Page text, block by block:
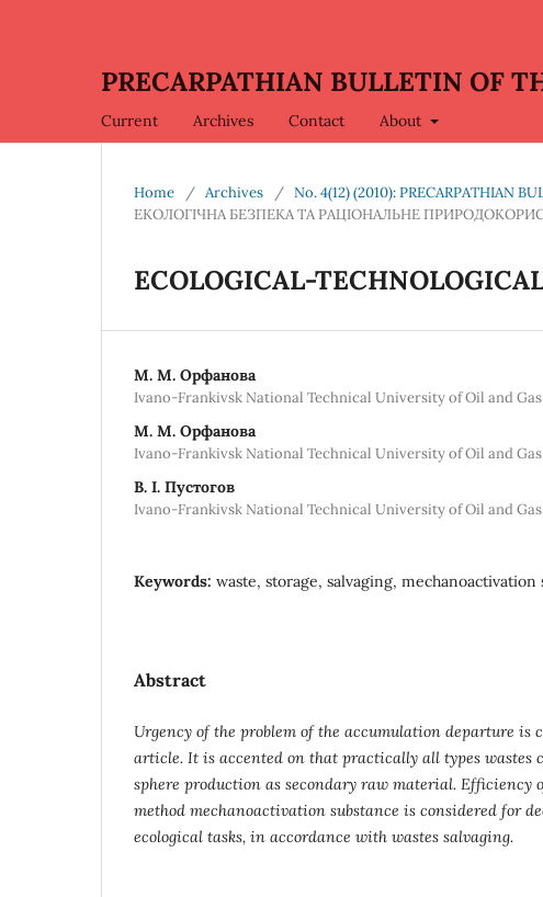
PRECARPATHIAN BULLETIN OF
Current Archives Contact About
Home / Archives / No. 4(12) (2010): PRECARPATHIAN
ЕКОЛОГІЧНА БЕЗПЕКА ТА РАЦІОНАЛЬНЕ
ЕCОLOGICAL-
М. М. Орфанова
Ivano-Frankivsk National Technical University of Oil and Gas
М. М. Орфанова
Ivano-Frankivsk National Technical University of Oil and Gas
В. І. Пустогов
Ivano-Frankivsk National Technical University of Oil and Gas
Keywords: waste, storage, salvaging, mechanoactivation
Abstract
Urgency of the problem of the accumulation departure is
article. It is accented on that practically all types wastes
sphere production as secondary raw material. Efficiency
method mechanoactivation substance is considered for
ecological tasks, in accordance with wastes salvaging.